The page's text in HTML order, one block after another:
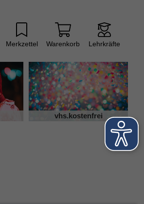
Merkzettel Warenkorb Lehrkräfte
vhs.kostenfrei